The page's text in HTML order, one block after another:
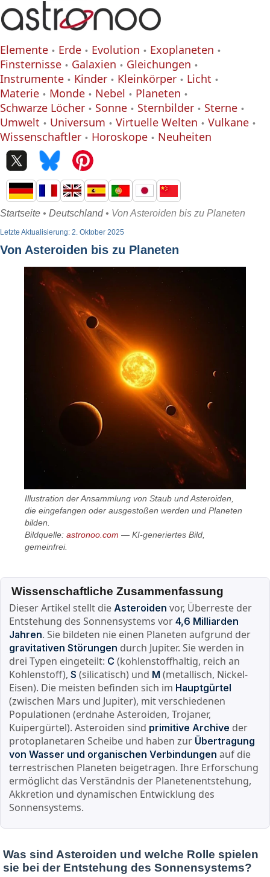
Elemente Erde Evolution
Exoplaneten
Finsternisse
Galaxien
Gleichungen
Instrumente
Kinder Kleinkörper
Licht
Materie
Monde Nebel
Planeten
Schwarze Löcher
Sonne Sternbilder
Sterne
Umwelt
Universum Virtuelle Welten
Vulkane
Wissenschaftler
Horoskope Neuheiten
Startseite • Deutschland• Von Asteroiden bis zu Planeten
Letzte Aktualisierung: 2. Oktober 2025
Von Asteroiden bis zu Planeten
Illustration der Ansammlung von Staub und Asteroiden,
die eingefangen oder ausgestoßen werden und Planeten
bilden.
Bildquelle:astronoo.com — KI-generiertes Bild,
gemeinfrei.
Wissenschaftliche Zusammenfassung
Dieser Artikel stellt dieAsteroiden vor, Überreste der
Entstehung des Sonnensystems vor4,6 Milliarden
Jahren. Sie bildeten nie einen Planeten aufgrund der
gravitativen Störungen durch Jupiter. Sie werden in
drei Typen eingeteilt: C (kohlenstoffhaltig, reich an
Kohlenstoff),S (silicatisch) und M (metallisch, Nickel-
Eisen). Die meisten befinden sich im Hauptgürtel
(zwischen Mars und Jupiter), mit verschiedenen
Populationen (erdnahe Asteroiden, Trojaner,
Kuipergürtel). Asteroiden sind primitive Archive der
protoplanetaren Scheibe und haben zur Übertragung
von Wasser und organischen Verbindungen auf die
terrestrischen Planeten beigetragen. Ihre Erforschung
ermöglicht das Verständnis der Planetenentstehung,
Akkretion und dynamischen Entwicklung des
Sonnensystems.
Was sind Asteroiden und welche Rolle spielen
sie bei der Entstehung des Sonnensystems?